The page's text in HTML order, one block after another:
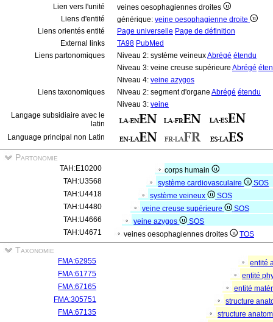
Lien vers l'unité
veines oesophagiennes droites
Liens d'entité
générique: veine oesophagienne droite
Liens orientés entité
Page universelle Page de définition
External links
TA98 PubMed
Liens partonomiques
Niveau 2: système veineuxAbrégé étendu
Niveau 3: veine creuse supérieure Abrégé
Niveau 4: veine azygos
Liens taxonomiques
Niveau 2: segment d'organe Abrégé étendu
Niveau 3: veine
Langage subsidiaire avec le
latin
Language principal non Latin
Partonomie
TAH:E10200
corps humain
TAH:U3568
système cardiovasculaire
SOS
TAH:U4418
système veineux
SOS
TAH:U4480
veine creuse supérieure
SOS
TAH:U4666
veine azygos
SOS
TAH:U4671
veines oesophagiennes droites TOS
Taxonomie
FMA:62955
entité
FMA:61775
entité
FMA:67165
entité
FMA:305751
structure
FMA:67135
structure